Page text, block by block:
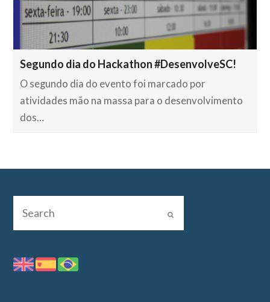
Segundo dia do Hackathon #DesenvolveSC!
O segundo dia do evento foi marcado por
atividades mão na massa para o desenvolvimento
dos…